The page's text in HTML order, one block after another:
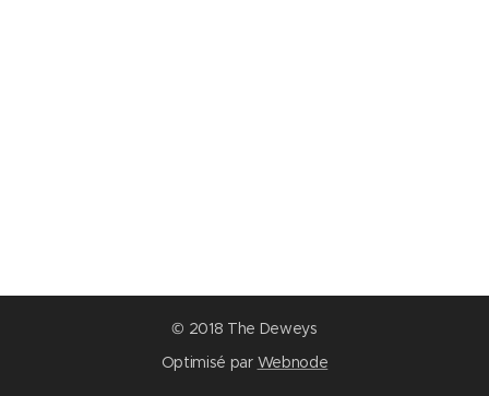
© 2018 The Deweys
Optimisé par Webnode